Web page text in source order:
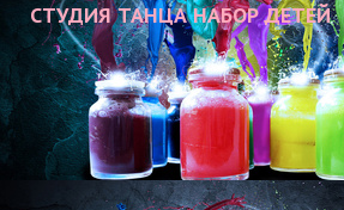
СТУДИЯ ТАНЦА НАБОР ДЕТЕЙ